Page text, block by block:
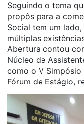
Seguindo o tema
propôs para a
Social tem um
múltiplas
Abertura contou
Núcleo de
como o V Simpósio
Fórum de Estágio,